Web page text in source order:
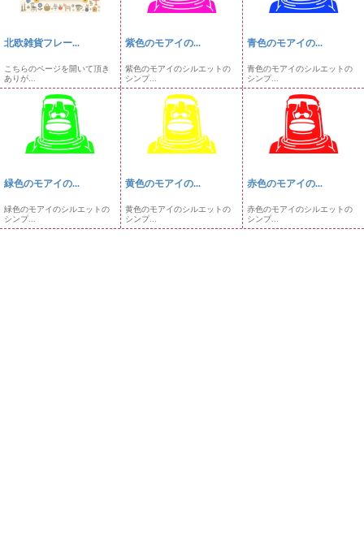
北欧雑貨フレー...
こちらのページを開いて頂き
ありが...
紫色のモアイの...
紫色のモアイのシルエットの
シンプ...
青色のモアイの...
青色のモアイのシルエットの
シンプ...
緑色のモアイの...
緑色のモアイのシルエットの
シンプ...
黄色のモアイの...
黄色のモアイのシルエットの
シンプ...
赤色のモアイの...
赤色のモアイのシルエットの
シンプ...